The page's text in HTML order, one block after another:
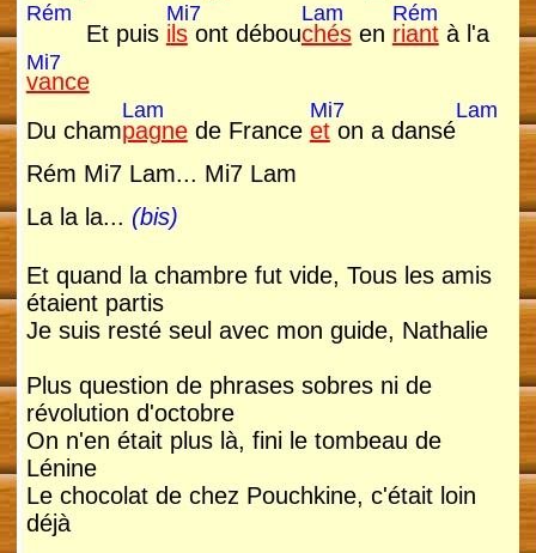
Rém
Et puis
Mi7
ilsont débou
Lam
chésen
Rém
riantà l'a
Mi7
vance
Du cham
Lam
pagnede France
Mi7
eton a dansé
Lam
Rém Mi7 Lam... Mi7 Lam
La la la... (bis)
Et quand la chambre fut vide, Tous les amis
étaient partis
Je suis resté seul avec mon guide, Nathalie
Plus question de phrases sobres ni de
révolution d'octobre
On n'en était plus là, fini le tombeau de
Lénine
Le chocolat de chez Pouchkine, c'était loin
déjà